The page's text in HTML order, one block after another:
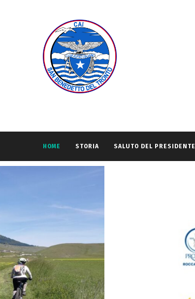
HOME STORIA SALUTO DEL PRESIDENTE